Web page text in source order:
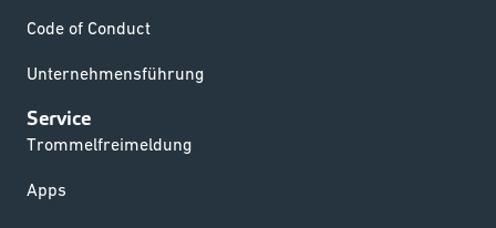
Code of Conduct
Unternehmensführung
Service
Trommelfreimeldung
Apps